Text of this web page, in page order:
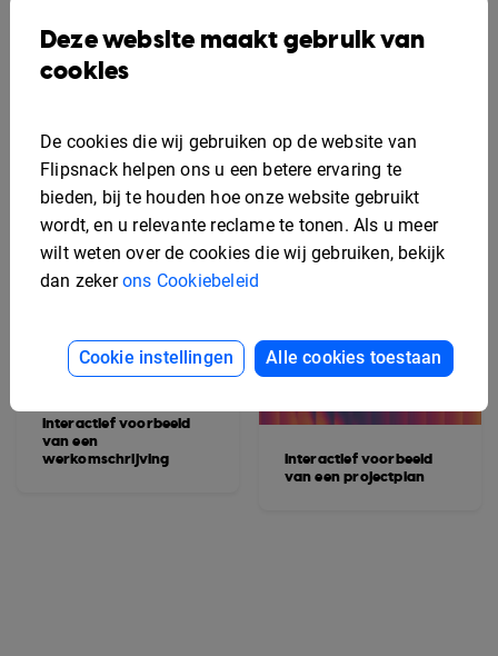
Interactief voorbeeld
van een
werkomschrijving
voor een
veiligheidshandboek
Interactief voorbeeld
van een projectplan
Deze website maakt gebruik van
cookies
De cookies die wij gebruiken op de website van
Flipsnack helpen ons u een betere ervaring te
bieden, bij te houden hoe onze website gebruikt
wordt, en u relevante reclame te tonen. Als u meer
wilt weten over de cookies die wij gebruiken, bekijk
dan zekerons Cookiebeleid
Cookie instellingen Alle cookies toestaan